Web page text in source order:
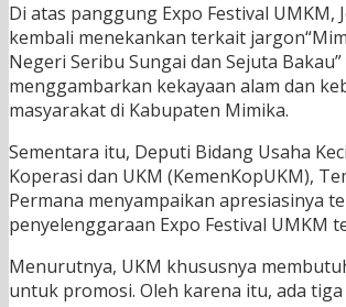
Di atas panggung Expo Festival UMKM,
kembali menekankan terkait
Negeri Seribu Sungai dan Sejuta
menggambarkan kekayaan alam dan
masyarakat di Kabupaten Mimika.
Sementara itu, Deputi Bidang Usaha
Koperasi dan UKM (KemenKopUKM),
Permana menyampaikan apresiasinya
penyelenggaraan Expo Festival UMKM
Menurutnya, UKM khususnya
untuk promosi. Oleh karena itu, ada